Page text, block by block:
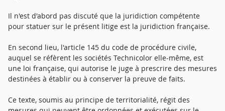
Il n'est d'abord pas discuté que la juridiction compétente
pour statuer sur le présent litige est la juridiction française.
En second lieu, l'article 145 du code de procédure civile,
auquel se réfèrent les sociétés Technicolor elle-même, est
une loi française, qui autorise le juge à prescrire des mesures
destinées à établir ou à conserver la preuve de faits.
Ce texte, soumis au principe de territorialité, régit des